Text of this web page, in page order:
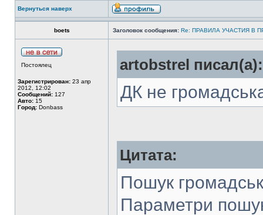
Вернуться наверх
boets Заголовок сообщения: Re: ПРАВИЛА УЧАСТИЯ В
Постоялец
Зарегистрирован: 23 апр
2012, 12:02
Сообщений: 127
Авто: 15
Город: Donbass
artobstrel писал(а):
ДК не
Цитата:
Пошук
Параметри